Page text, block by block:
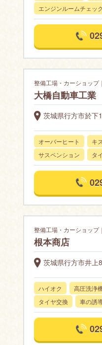
エンジンルームチェック
整備工場・カーショップ
大橋自動車工業
茨城県行方市於下
オーバーヒート キ
サスペンション
タ
整備工場・カーショップ
根本商店
茨城県行方市井上
ハイオク 高圧洗浄
タイヤ交換
車の誘